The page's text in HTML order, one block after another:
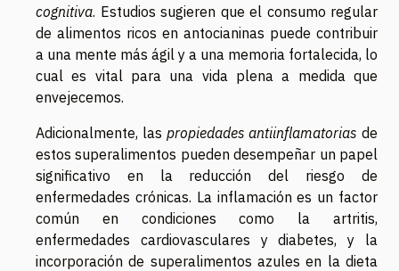
cognitiva. Estudios sugieren que el consumo regular
de alimentos ricos en antocianinas puede contribuir
a una mente más ágil y a una memoria fortalecida, lo
cual es vital para una vida plena a medida que
envejecemos.
Adicionalmente, las propiedades antiinflamatorias de
estos superalimentos pueden desempeñar un papel
significativo en la reducción del riesgo de
enfermedades crónicas. La inflamación es un factor
común en condiciones como la artritis,
enfermedades cardiovasculares y diabetes, y la
incorporación de superalimentos azules en la dieta